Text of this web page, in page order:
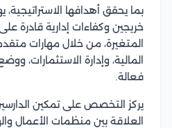
بما يحقق أهدافها
خريجين وكفاءات إدارية قادرة
المتغيرة، من خلال مهارات
المالية، وإدارة الاستثمارات،
فعالة.
يركز التخصص على تمكين
العلاقة بين منظمات الأعمال